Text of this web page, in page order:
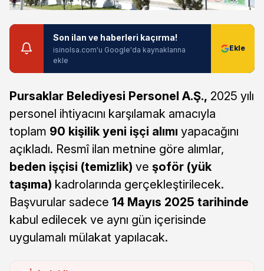
Son ilan ve haberleri kaçırma!
isinolsa.com'u Google'da kaynaklarına
ekle
Pursaklar Belediyesi Personel A.Ş., 2025 yılı
personel ihtiyacını karşılamak amacıyla
toplam 90 kişilik yeni işçi alımı yapacağını
açıkladı. Resmî ilan metnine göre alımlar,
beden işçisi (temizlik) ve şoför (yük
taşıma) kadrolarında gerçekleştirilecek.
Başvurular sadece 14 Mayıs 2025 tarihinde
kabul edilecek ve aynı gün içerisinde
uygulamalı mülakat yapılacak.